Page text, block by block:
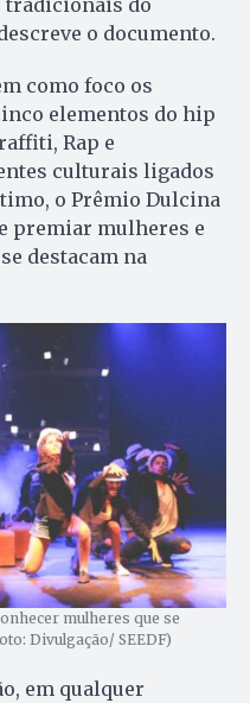
tradicionais do
o documento.
como foco os
elementos do hip
Rap e
culturais ligados
o Prêmio Dulcina
premiar mulheres e
destacam na
mulheres que se
Divulgação/ SEEDF)
em qualquer